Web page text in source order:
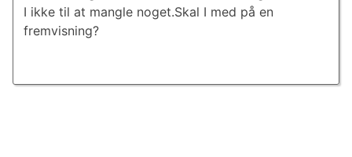
I ikke til at mangle noget.Skal I med på en
fremvisning?